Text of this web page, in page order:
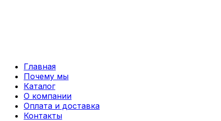
Главная
Почему мы
Каталог
О компании
Оплата и доставка
Контакты